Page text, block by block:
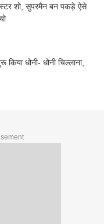
शो, सुपरमैन बन पकड़े ऐसे
धोनी- धोनी चिल्लाना,